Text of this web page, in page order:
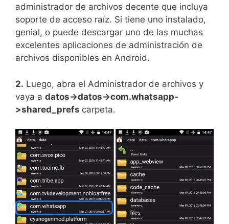
administrador de archivos decente que incluya
soporte de acceso raíz. Si tiene uno instalado,
genial, o puede descargar uno de las muchas
excelentes aplicaciones de administración de
archivos disponibles en Android.
2. Luego, abra el Administrador de archivos y
vaya a datos->datos->com.whatsapp-
>shared_prefs carpeta.